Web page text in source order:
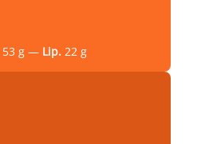
53 g — Lip. 22 g